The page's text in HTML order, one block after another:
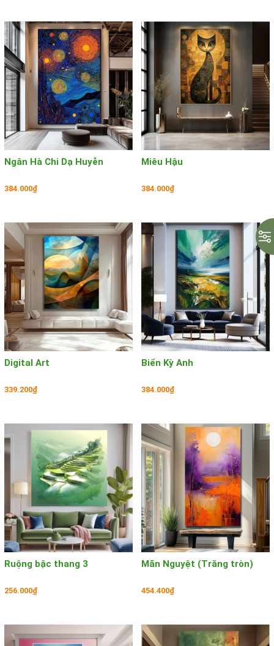
Ngân Hà Chi Dạ Huyễn
384.000₫
Miêu Hậu
384.000₫
Digital Art
339.200₫
Biển Kỳ Anh
384.000₫
Ruộng bậc thang 3
256.000₫
Mãn Nguyệt (Trăng tròn)
454.400₫